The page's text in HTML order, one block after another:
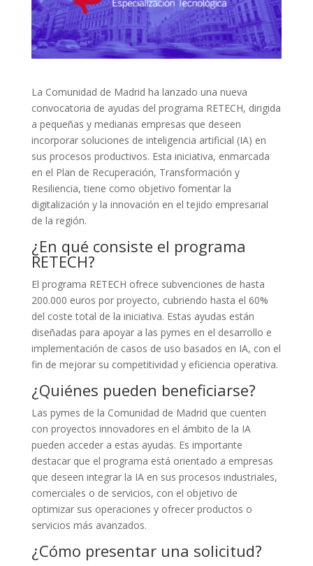
La Comunidad de Madrid ha lanzado una nueva
convocatoria de ayudas del programa RETECH, dirigida
a pequeñas y medianas empresas que deseen
incorporar soluciones de inteligencia artificial (IA) en
sus procesos productivos. Esta iniciativa, enmarcada
en el Plan de Recuperación, Transformación y
Resiliencia, tiene como objetivo fomentar la
digitalización y la innovación en el tejido empresarial
de la región.
¿En qué consiste el programa
RETECH?
El programa RETECH ofrece subvenciones de hasta
200.000 euros por proyecto, cubriendo hasta el 60%
del coste total de la iniciativa. Estas ayudas están
diseñadas para apoyar a las pymes en el desarrollo e
implementación de casos de uso basados en IA, con el
fin de mejorar su competitividad y eficiencia operativa.
¿Quiénes pueden beneficiarse?
Las pymes de la Comunidad de Madrid que cuenten
con proyectos innovadores en el ámbito de la IA
pueden acceder a estas ayudas. Es importante
destacar que el programa está orientado a empresas
que deseen integrar la IA en sus procesos industriales,
comerciales o de servicios, con el objetivo de
optimizar sus operaciones y ofrecer productos o
servicios más avanzados.
¿Cómo presentar una solicitud?